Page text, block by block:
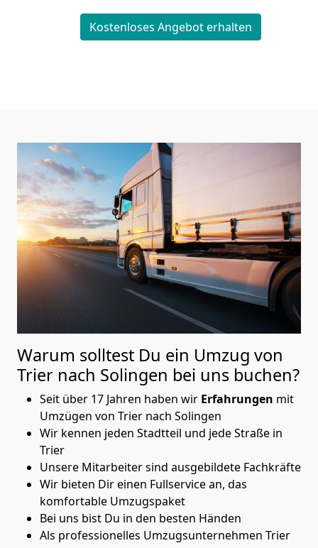
Kostenloses Angebot erhalten
Warum solltest Du ein Umzug von
Trier nach Solingen bei uns buchen?
Seit über 17 Jahren haben wir Erfahrungen mit
Umzügen von Trier nach Solingen
Wir kennen jeden Stadtteil und jede Straße in
Trier
Unsere Mitarbeiter sind ausgebildete Fachkräfte
Wir bieten Dir einen Fullservice an, das
komfortable Umzugspaket
Bei uns bist Du in den besten Händen
Als professionelles Umzugsunternehmen Trier